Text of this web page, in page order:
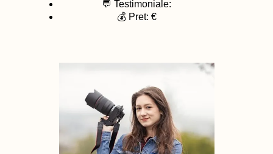
💬 Testimoniale:
💰 Pret: €